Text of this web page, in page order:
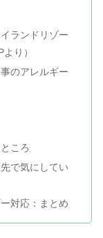
ランドリゾー
り）
のアレルギー
ころ
で気にしてい
対応：まとめ